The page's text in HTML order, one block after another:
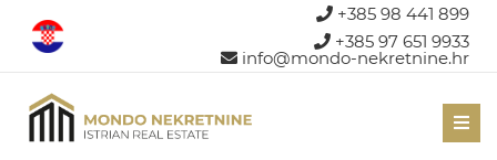
+385 98 441 899
+385 97 651 9933
info@mondo-nekretnine.hr